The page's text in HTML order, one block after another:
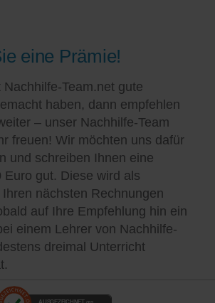
eine Prämie!
Team.net gute
haben, dann empfehlen
– unser Nachhilfe-Team
freuen! Wir möchten uns dafür
und schreiben Ihnen eine
Euro gut. Diese wird als
nächsten Rechnungen
auf Ihre Empfehlung hin ein
einem Lehrer von Nachhilfe-
dreimal Unterricht